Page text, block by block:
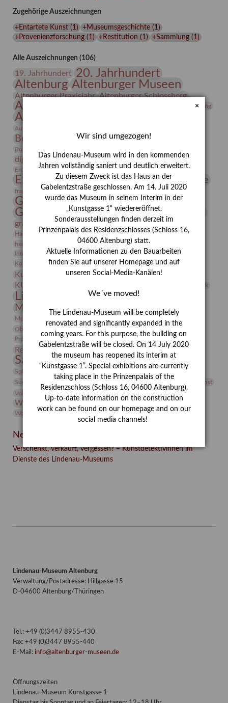
des
Lindenau-
Museums
Zugehörige Auszeichnungen
+Entartete Kunst(1 ) +Museumsgeschichte(1 )
+Provenienzforschung(1 ) +Restitution (1 ) +Sammlung(1 )
Alle Auszeichnungen (106)
19. Jahrhundert 20. Jahrhundert
Altenburg Altenburger Museen
Altenburger Praxisjahr Altenburger Schlossberg
Antike Asta Gröting
Ausstellung
Ausstellung „Vier Winde“
Bernhard August von Lindenau
Burg Posterstein
digitallabor Entartete Kunst
Enteignung
Erdmann Julius Dietrich
Erlebnisportal estrusker Exlibris
Expressionismus Festrede Florenz Fotografie
frauen Frauen in der Antike und heute
Gerhard-Altenbourg-Preis
Gerhard Altenbourg
Gerhard Kurt Müller
grafische sammlung griechische Mythologie
Hanns-Conon von der Gabelentz Heinrich Kirchhoff Heldinnen
herman de vries Humboldt
Insekten
Integriertes Schädlingsmanagement
Italien Jahresempfang
Jubiläum
Kolosseum
Kooperationsausstellung Korkmodelle Kunst
Kunstmuseum Kunstvermittlung Kunst von Kühl
KUNSTWAND Lehmbruck
Lindenau-Museum Marstall
Museumsgeschichte Museumsnacht
Museumspädagogik Natur
Neue Remise
Objekt im Fokus
Peter Schnürpel Phelloplastik
Provenienz
Provenienzforschung
Restaurierung Ruth Wolf-Rehfeld
Sammlung Samstagszeichner
Sphinx
studio Studio Bildende Kunst
studioDIGITAL
Suermondt-Ludwig-Museum
Vermittlung
Videokunst
Volontariat
Weihnachten
Werkbetrachtung Wissenschaft
Wolf und Hund
Zirkuswoche
Neueste Beiträge
Verschenkt, verkauft, vergessen? – Kunstdetektivinnen im
Dienste des Lindenau-Museums
Lindenau-Museum Altenburg
Verwaltung/Postadresse: Hillgasse 15
D-04600 Altenburg/Thüringen
Tel.: +49 (0)3447 8955-430
Fax: +49 (0)3447 8955-440
E-Mail: info@altenburger-museen.de
Öffnungszeiten
Lindenau-Museum Kunstgasse 1
×
Wir sind umgezogen!
Das Lindenau-Museum wird in den kommenden
Jahren vollständig saniert und deutlich erweitert.
Zu diesem Zweck ist das Haus an der
Gabelentzstraße geschlossen. Am 14. Juli 2020
wurde das Museum in seinem Interim in der
„Kunstgasse 1“ wiedereröffnet.
Sonderausstellungen finden derzeit im
Prinzenpalais des Residenzschlosses (Schloss 16,
04600 Altenburg) statt.
Aktuelle Informationen zu den Bauarbeiten
finden Sie auf unserer Homepage und auf
unseren Social-Media-Kanälen!
We´ve moved!
The Lindenau-Museum will be completely
renovated and significantly expanded in the
coming years. For this purpose, the building on
Gabelentzstraße will be closed. On 14 July 2020
the museum has reopened its interim at
“Kunstgasse 1”. Special exhibitions are currently
taking place in the Prinzenpalais of the
Residenzschloss (Schloss 16, 04600 Altenburg).
Up-to-date information on the construction
work can be found on our homepage and on our
social media channels!